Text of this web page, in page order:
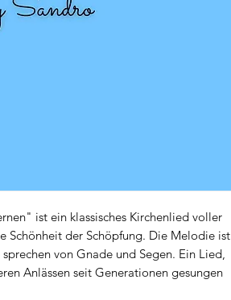
ist ein klassisches Kirchenlied voller
Schönheit der Schöpfung. Die Melodie ist
von Gnade und Segen. Ein Lied,
Anlässen seit Generationen gesungen